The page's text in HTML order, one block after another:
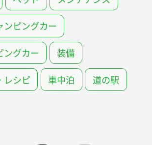
ンピングカー
ングカー 装備
レシピ 車中泊 道の駅